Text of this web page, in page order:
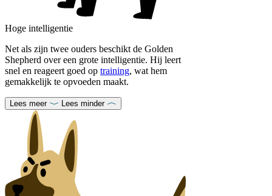
Hoge intelligentie
Net als zijn twee ouders beschikt de Golden
Shepherd over een grote intelligentie. Hij leert
snel en reageert goed op training, wat hem
gemakkelijk te opvoeden maakt.
Lees meer Lees minder